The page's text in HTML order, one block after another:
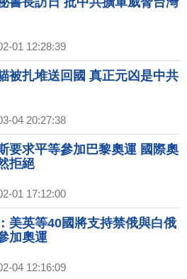
01 12:28:39
被扎堆送回國 真正元凶是中共
04 20:27:38
要求平等參加巴黎奧運 國際奧
拒絕
01 17:12:00
美英等40國將支持禁俄與白俄
加奧運
04 12:16:09